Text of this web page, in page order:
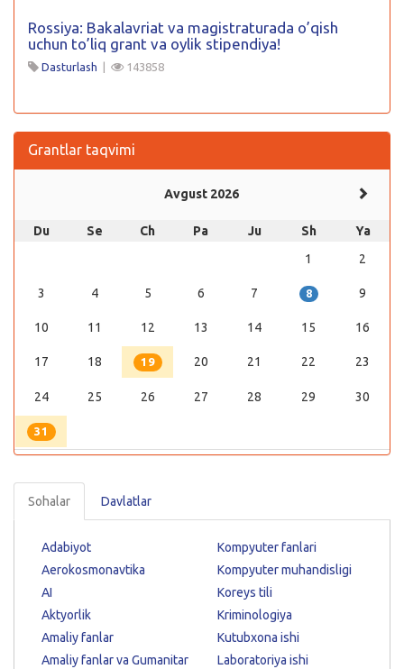
Rossiya: Bakalavriat va magistraturada o’qish
uchun to’liq grant va oylik stipendiya!
Dasturlash | 143858
Grantlar taqvimi
Avgust 2026
Du Se Ch Pa Ju Sh
Ya
1
2
3 4 5 6 7 8 9
10 11 12 13 14 15 16
17 18 19 20 21 22 23
24 25 26 27 28 29 30
31
Sohalar Davlatlar
Adabiyot
Aerokosmonavtika
AI
Aktyorlik
Amaliy fanlar
Amaliy fanlar va Gumanitar
Kompyuter fanlari
Kompyuter muhandisligi
Koreys tili
Kriminologiya
Kutubxona ishi
Laboratoriya ishi